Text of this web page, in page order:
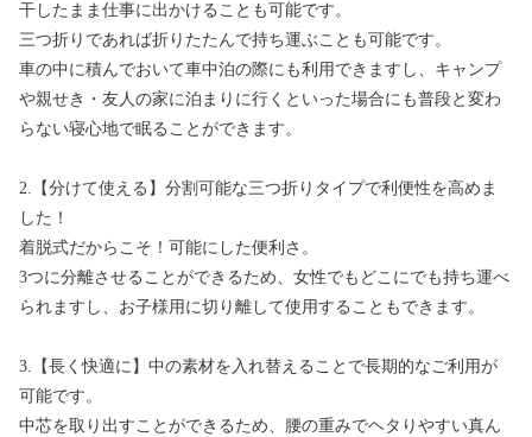
干したまま仕事に出かけることも可能です。
三つ折りであれば折りたたんで持ち運ぶことも可能です。
車の中に積んでおいて車中泊の際にも利用できますし、キャンプ
や親せき・友人の家に泊まりに行くといった場合にも普段と変わ
らない寝心地で眠ることができます。
2.【分けて使える】分割可能な三つ折りタイプで利便性を高めま
した！
着脱式だからこそ！可能にした便利さ。
3つに分離させることができるため、女性でもどこにでも持ち運べ
られますし、お子様用に切り離して使用することもできます。
3.【長く快適に】中の素材を入れ替えることで長期的なご利用が
可能です。
中芯を取り出すことができるため、腰の重みでヘタりやすい真ん